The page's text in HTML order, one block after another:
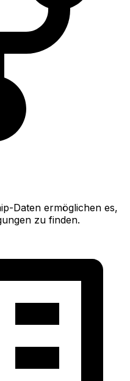
Daten ermöglichen es,
zu finden.